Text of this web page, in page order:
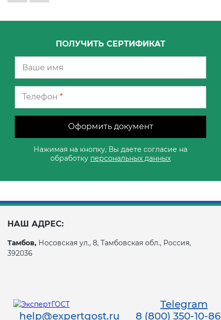
ПОЛУЧИТЬ СЕРТИФИКАТ
Телефон *
Оформить документ
Нажимая на кнопку, Вы даете согласие на
обработку персональных данных
НАШ АДРЕС:
Тамбов, Носовская ул., 8, Тамбовская обл., Россия,
392036
Telegram
help@expertgost.ru
8 (800) 350-10-86